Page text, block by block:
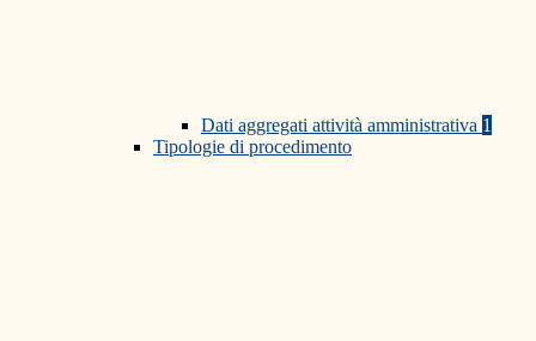
Dati aggregati attività amministrativa 1
Tipologie di procedimento